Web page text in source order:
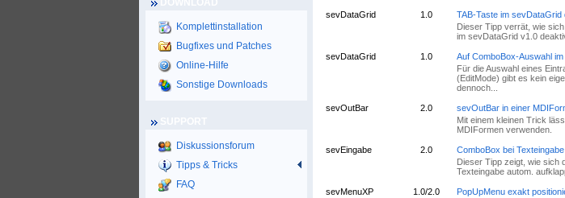
Komplettinstallation
Bugfixes und Patches
Online-Hilfe
Sonstige Downloads
Diskussionsforum
Tipps & Tricks
FAQ
sevDataGrid 1.0 TAB-Taste im sevDataGrid
Dieser Tipp verrät, wie
im sevDataGrid v1.0
sevDataGrid 1.0 Auf ComboBox-Auswahl
Für die Auswahl eines
(EditMode) gibt es kein
dennoch...
sevOutBar 2.0 sevOutBar in einer
Mit einem kleinen Trick
MDIFormen verwenden.
sevEingabe 2.0 ComboBox bei
Dieser Tipp zeigt, wie sich
Texteingabe autom.
sevMenuXP 1.0/2.0 PopUpMenu exakt